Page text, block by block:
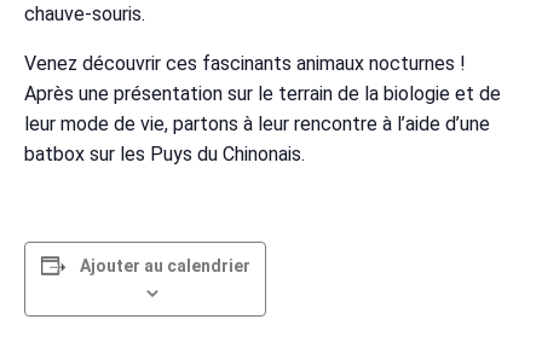
chauve-souris.
Venez découvrir ces fascinants animaux nocturnes !
Après une présentation sur le terrain de la biologie et de
leur mode de vie, partons à leur rencontre à l’aide d’une
batbox sur les Puys du Chinonais.
Ajouter au calendrier